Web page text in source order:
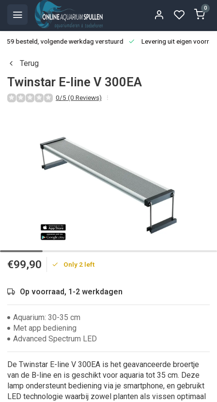
0
besteld, volgende werkdag verstuurd Levering uit eigen
Terug
Twinstar E-line V 300EA
0/5 (0 Reviews)
€99,90 Only 2 left
Op voorraad, 1-2 werkdagen
Aquarium: 30-35 cm
Met app bediening
Advanced Spectrum LED
De Twinstar E-line V 300EA is het geavanceerde broertje
van de B-line en is geschikt voor aquaria tot 35 cm. Deze
lamp ondersteunt bediening via je smartphone, en gebruikt
LED technologie waarbij zowel planten als vissen optimaal